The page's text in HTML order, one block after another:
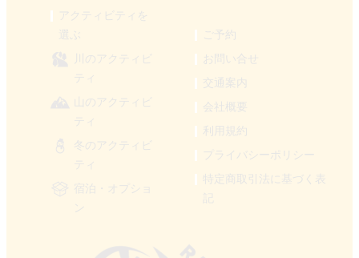
アクティビティを
川のアクティビ
ティ
山のアクティビ
ティ
冬のアクティビ
ティ
宿泊・オプショ
ン
ご予約
お問い合せ
交通案内
会社概要
利用規約
プライバシーポリシー
特定商取引法に基づく表